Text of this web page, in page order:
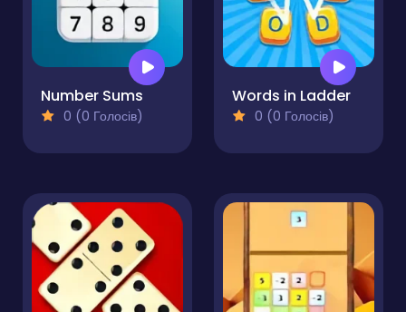
Number Sums
0 (0 Голосів)
Words in Ladder
0 (0 Голосів)